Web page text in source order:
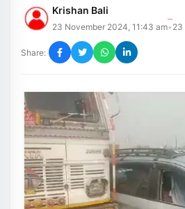
Krishan Bali
23 November 2024, 11:43 am• 23
Share: